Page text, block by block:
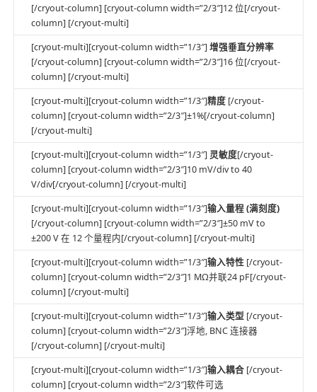
[/cryout-column] [cryout-column width=”2/3″]12 位[/cryout-
column] [/cryout-multi]
[cryout-multi][cryout-column width=”1/3″]增强垂直分辨率
[/cryout-column] [cryout-column width=”2/3″]16 位[/cryout-
column] [/cryout-multi]
[cryout-multi][cryout-column width=”1/3″]精度[/cryout-
column] [cryout-column width=”2/3″]±1%[/cryout-column]
[/cryout-multi]
[cryout-multi][cryout-column width=”1/3″] 灵敏度[/cryout-
column] [cryout-column width=”2/3″]10 mV/div to 40
V/div[/cryout-column] [/cryout-multi]
[cryout-multi][cryout-column width=”1/3″]输入量程 (满刻度)
[/cryout-column] [cryout-column width=”2/3″]±50 mV to
±200 V 在 12 个量程内[/cryout-column] [/cryout-multi]
[cryout-multi][cryout-column width=”1/3″]输入特性[/cryout-
column] [cryout-column width=”2/3″]1 MΩ并联24 pF[/cryout-
column] [/cryout-multi]
[cryout-multi][cryout-column width=”1/3″]输入类型[/cryout-
column] [cryout-column width=”2/3″]浮地, BNC 连接器
[/cryout-column] [/cryout-multi]
[cryout-multi][cryout-column width=”1/3″]输入耦合[/cryout-
column] [cryout-column width=”2/3″]软件可选